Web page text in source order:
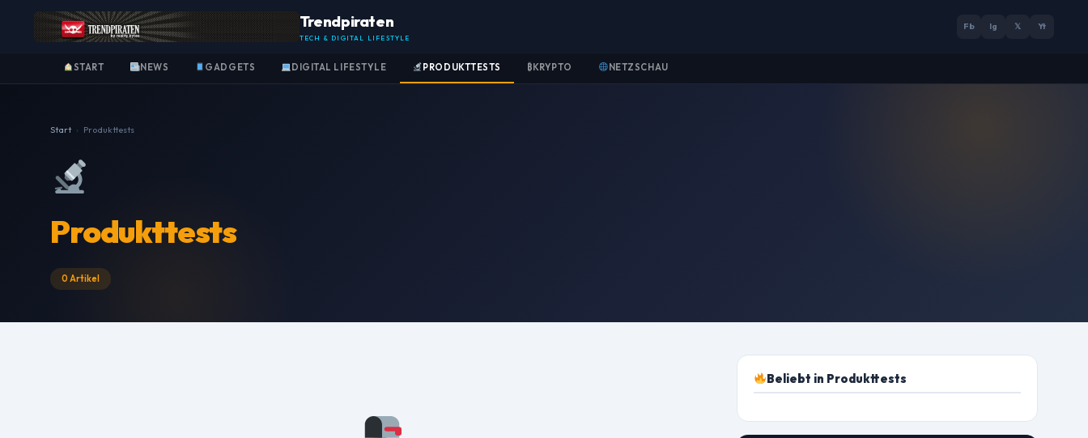
Trendpiraten
TECH & DIGITAL LIFESTYLE
Fb Ig 𝕏 Yt
START NEWS GADGETS DIGITAL LIFESTYLE PRODUKTTESTS ₿KRYPTO NETZSCHAU
Start › Produkttests
Produkttests
0 Artikel
Beliebt in Produkttests